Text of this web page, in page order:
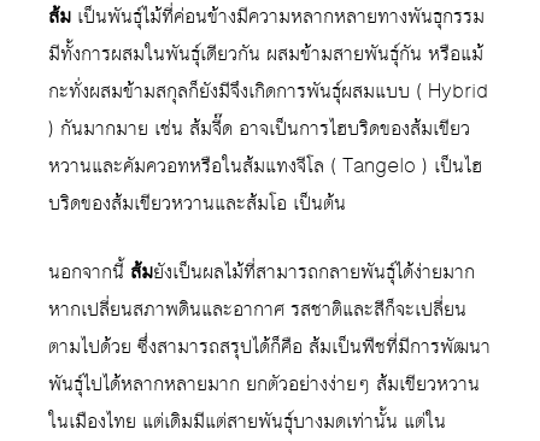
ส้ม เป็นพันธุ์ไม้ที่ค่อนข้างมีความหลากหลายทางพันธุกรรม
มีทั้งการผสมในพันธุ์เดียวกัน ผสมข้ามสายพันธุ์กัน หรือแม้
กะทั่งผสมข้ามสกุลก็ยังมีจึงเกิดการพันธุ์ผสมแบบ ( Hybrid
) กันมากมาย เช่น ส้มจี๊ด อาจเป็นการไฮบริดของส้มเขียว
หวานและคัมควอทหรือในส้มแทงจีโล ( Tangelo ) เป็นไฮ
บริดของส้มเขียวหวานและส้มโอ เป็นต้น
นอกจากนี้ ส้มยังเป็นผลไม้ที่สามารถกลายพันธุ์ได้ง่ายมาก
หากเปลี่ยนสภาพดินและอากาศ รสชาติและสีก็จะเปลี่ยน
ตามไปด้วย ซึ่งสามารถสรุปได้ก็คือ ส้มเป็นพืชที่มีการพัฒนา
พันธุ์ไปได้หลากหลายมาก ยกตัวอย่างง่ายๆ ส้มเขียวหวาน
ในเมืองไทย แต่เดิมมีแต่สายพันธุ์บางมดเท่านั้น แต่ใน